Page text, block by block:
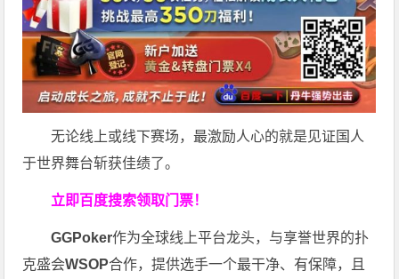
无论线上或线下赛场，最激励人心的就是见证国人
于世界舞台斩获佳绩了。
立即百度搜索领取门票！
GGPoker作为全球线上平台龙头，与享誉世界的扑
克盛会WSOP合作，提供选手一个最干净、有保障，且